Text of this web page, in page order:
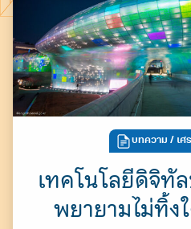
บทความ / เศ
เทคโนโลยีดิจิทั
พยายามไม่ทิ้ง